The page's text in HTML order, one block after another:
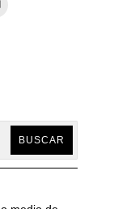
BUSCAR